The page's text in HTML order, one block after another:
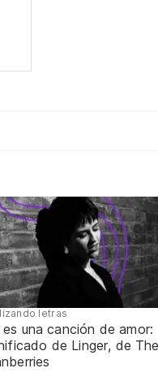
letras
una canción de amor:
de Linger, de The